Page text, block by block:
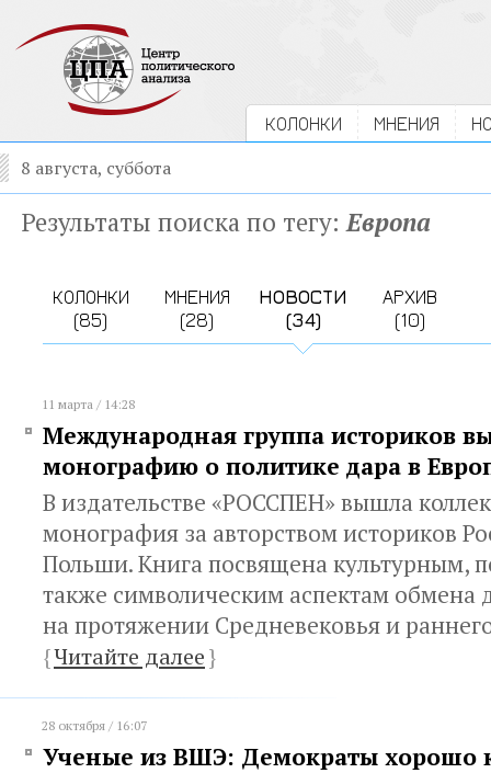
КОЛОНКИ МНЕНИЯ
8 августа, суббота
Результаты поиска по тегу:Европа
КОЛОНКИ
(85)
МНЕНИЯ
(28)
НОВОСТИ
(34)
АРХИВ
(10)
11 марта / 14:28
Международная группа историков
монографию о политике дара в
В издательстве «РОССПЕН» вышла
монография за авторством историков
Польши. Книга посвящена культурным,
также символическим аспектам обмена
на протяжении Средневековья и
{Читайте далее}
28 октября / 16:07
Ученые из ВШЭ: Демократы хорошо